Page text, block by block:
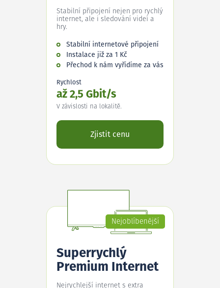
Stabilní připojení nejen pro rychlý
internet, ale i sledování videí a
hry.
Stabilní internetové připojení
Instalace již za 1 Kč
Přechod k nám vyřídíme za vás
Rychlost
až 2,5 Gbit/s
V závislosti na lokalitě.
Zjistit cenu
Nejoblíbenější
Superrychlý
Premium Internet
Nejrychlejší internet s extra